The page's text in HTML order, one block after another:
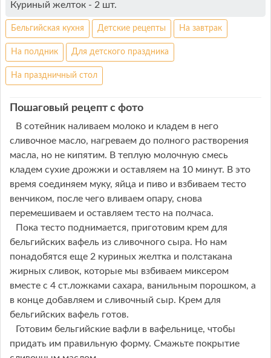
Куриный желток - 2 шт.
Бельгийская кухня Детские рецепты На завтрак
На полдник Для детского праздника
На праздничный стол
Пошаговый рецепт с фото
В сотейник наливаем молоко и кладем в него
сливочное масло, нагреваем до полного растворения
масла, но не кипятим. В теплую молочную смесь
кладем сухие дрожжи и оставляем на 10 минут. В это
время соединяем муку, яйца и пиво и взбиваем тесто
венчиком, после чего вливаем опару, снова
перемешиваем и оставляем тесто на полчаса.
Пока тесто поднимается, приготовим крем для
бельгийских вафель из сливочного сыра. Но нам
понадобятся еще 2 куриных желтка и полстакана
жирных сливок, которые мы взбиваем миксером
вместе с 4 ст.ложками сахара, ванильным порошком, а
в конце добавляем и сливочный сыр. Крем для
бельгийских вафель готов.
Готовим бельгийские вафли в вафельнице, чтобы
придать им правильную форму. Смажьте покрытие